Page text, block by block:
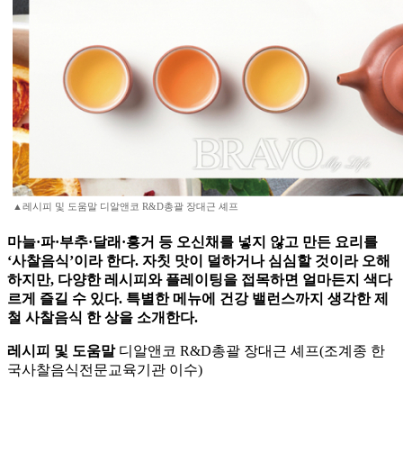
▲레시피 및 도움말 디알앤코 R&D총괄 장대근 셰프
마늘·파·부추·달래·흥거 등 오신채를 넣지 않고 만든 요리를
‘사찰음식’이라 한다. 자칫 맛이 덜하거나 심심할 것이라 오해
하지만, 다양한 레시피와 플레이팅을 접목하면 얼마든지 색다
르게 즐길 수 있다. 특별한 메뉴에 건강 밸런스까지 생각한 제
철 사찰음식 한 상을 소개한다.
레시피 및 도움말디알앤코 R&D총괄 장대근 셰프(조계종 한
국사찰음식전문교육기관 이수)